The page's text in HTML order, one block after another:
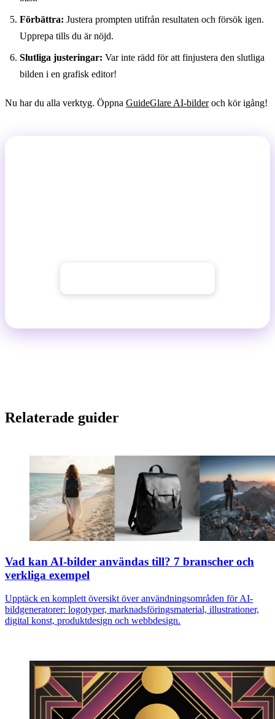
Förbättra: Justera prompten utifrån resultaten och försök igen.
Upprepa tills du är nöjd.
Slutliga justeringar: Var inte rädd för att finjustera den slutliga
bilden i en grafisk editor!
Nu har du alla verktyg. Öppna GuideGlare AI-bilderoch kör igång!
Relaterade guider
Vad kan AI-bilder användas till? 7 branscher och
verkliga exempel
Upptäck en komplett översikt över användningsområden för AI-
bildgeneratorer: logotyper, marknadsföringsmaterial, illustrationer,
digital konst, produktdesign och webbdesign.